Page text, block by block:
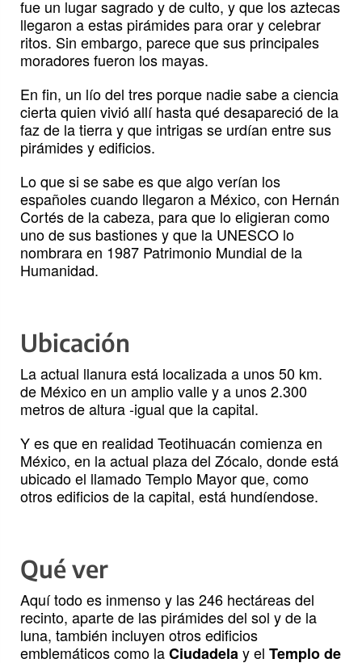
fue un lugar sagrado y de culto, y que los aztecas
llegaron a estas pirámides para orar y celebrar
ritos. Sin embargo, parece que sus principales
moradores fueron los mayas.
En fin, un lío del tres porque nadie sabe a ciencia
cierta quien vivió allí hasta qué desapareció de la
faz de la tierra y que intrigas se urdían entre sus
pirámides y edificios.
Lo que si se sabe es que algo verían los
españoles cuando llegaron a México, con Hernán
Cortés de la cabeza, para que lo eligieran como
uno de sus bastiones y que la UNESCO lo
nombrara en 1987 Patrimonio Mundial de la
Humanidad.
Ubicación
La actual llanura está localizada a unos 50 km.
de México en un amplio valle y a unos 2.300
metros de altura -igual que la capital.
Y es que en realidad Teotihuacán comienza en
México, en la actual plaza del Zócalo, donde está
ubicado el llamado Templo Mayor que, como
otros edificios de la capital, está hundíendose.
Qué ver
Aquí todo es inmenso y las 246 hectáreas del
recinto, aparte de las pirámides del sol y de la
luna, también incluyen otros edificios
emblemáticos como laCiudadelay el Templo de